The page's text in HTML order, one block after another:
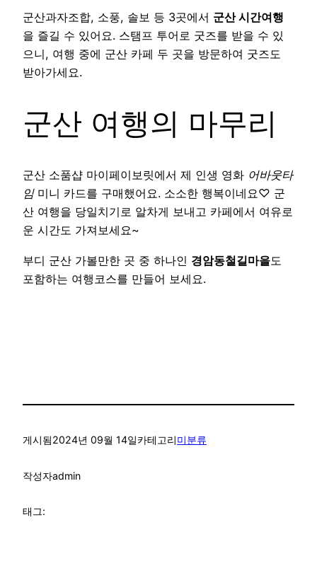
군산과자조합, 소풍, 솔보 등 3곳에서 군산 시간여행
을 즐길 수 있어요. 스탬프 투어로 굿즈를 받을 수 있
으니, 여행 중에 군산 카페 두 곳을 방문하여 굿즈도
받아가세요.
군산 여행의 마무리
군산 소품샵 마이페이보릿에서 제 인생 영화 어바웃타
임미니 카드를 구매했어요. 소소한 행복이네요♡ 군
산 여행을 당일치기로 알차게 보내고 카페에서 여유로
운 시간도 가져보세요~
부디 군산 가볼만한 곳 중 하나인 경암동철길마을도
포함하는 여행코스를 만들어 보세요.
게시됨2024년 09월 14일카테고리미분류
작성자admin
태그: